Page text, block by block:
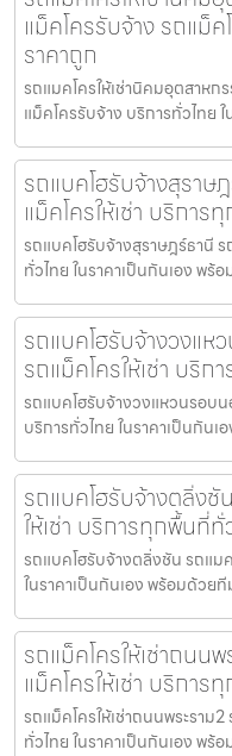
แม็คโครรับจ้าง รถแม็
ราคาถูก
รถแมคโครให้เช่านิคมอุตสาหก
แม็คโครรับจ้าง บริการทั่วไทย
รถแบคโฮรับจ้างสุราษ
แม็คโครให้เช่า บริกา
รถแบคโฮรับจ้างสุราษฎร์ธานี ร
ทั่วไทย ในราคาเป็นกันเอง พ
รถแบคโฮรับจ้างวงแ
รถแม็คโครให้เช่า บริ
รถแบคโฮรับจ้างวงแหวนรอบน
บริการทั่วไทย ในราคาเป็นกั
รถแบคโฮรับจ้างตลิ่งชั
ให้เช่า บริการทุกพื้นที่ทั่
รถแบคโฮรับจ้างตลิ่งชัน รถแม
ในราคาเป็นกันเอง พร้อมด้วย
รถแม็คโครให้เช่าถนน
แม็คโครให้เช่า บริกา
รถแม็คโครให้เช่าถนนพระราม
ทั่วไทย ในราคาเป็นกันเอง พ